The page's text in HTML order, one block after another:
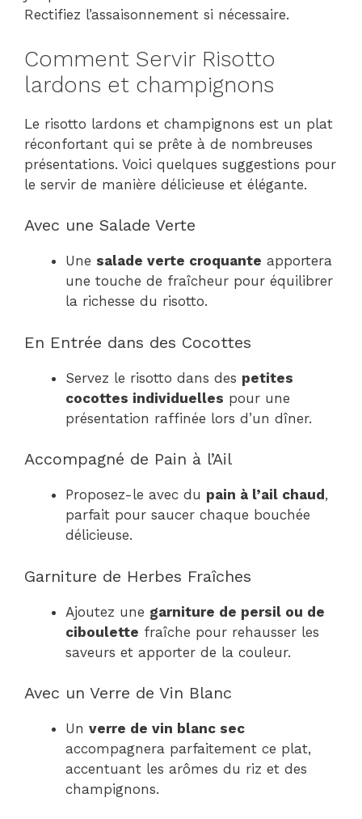
Rectifiez l’assaisonnement si nécessaire.
Comment Servir Risotto
lardons et champignons
Le risotto lardons et champignons est un plat
réconfortant qui se prête à de nombreuses
présentations. Voici quelques suggestions pour
le servir de manière délicieuse et élégante.
Avec une Salade Verte
Une salade verte croquante apportera
une touche de fraîcheur pour équilibrer
la richesse du risotto.
En Entrée dans des Cocottes
Servez le risotto dans des petites
cocottes individuelles pour une
présentation raffinée lors d’un dîner.
Accompagné de Pain à l’Ail
Proposez-le avec du pain à l’ail chaud ,
parfait pour saucer chaque bouchée
délicieuse.
Garniture de Herbes Fraîches
Ajoutez une garniture de persil ou de
ciboulette fraîche pour rehausser les
saveurs et apporter de la couleur.
Avec un Verre de Vin Blanc
Un verre de vin blanc sec
accompagnera parfaitement ce plat,
accentuant les arômes du riz et des
champignons.